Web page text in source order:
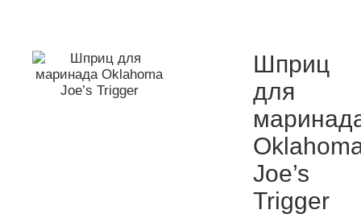
Шприц
для
Joe’s
Trigger